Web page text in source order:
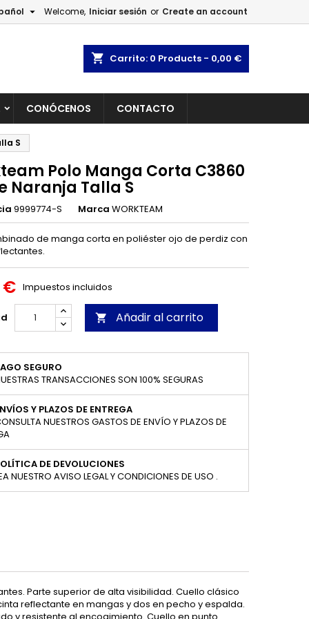
Welcome, Iniciar sesión or Create an account

shopping_cart Carrito: 0 Products - 0,00 €
CONÓCENOS CONTACTO
S
Polo Manga Corta C3860
Naranja Talla S
9999774-S Marca WORKTEAM
de manga corta en poliéster ojo de perdiz con
€ Impuestos incluidos
 Añadir al carrito
SEGURO
TRANSACCIONES SON 100% SEGURAS
Y PLAZOS DE ENTREGA
NUESTROS GASTOS DE ENVÍO Y PLAZOS DE
DE DEVOLUCIONES
NUESTRO AVISO LEGAL Y CONDICIONES DE USO .
Parte superior de alta visibilidad. Cuello clásico
reflectante en mangas y dos en pecho y espalda.